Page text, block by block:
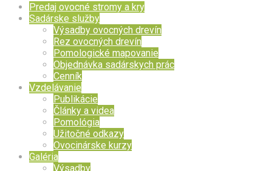
Predaj ovocné stromy a kry
Sadárske služby
Výsadby ovocných drevín
Rez ovocných drevín
Pomologické mapovanie
Objednávka sadárskych prác
Cenník
Vzdelávanie
Publikácie
Články a videa
Pomológia
Užitočné odkazy
Ovocinárske kurzy
Galéria
Výsadby